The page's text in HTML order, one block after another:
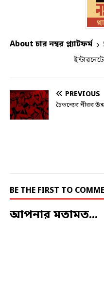
About চার নম্বর প্ল্যাটফর্ম
PREVIOUS
চৈতন্যের নীরব
BE THE FIRST TO
আপনার মতামত...